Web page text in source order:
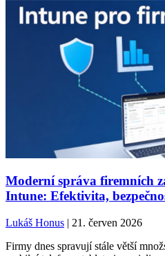
Moderní správa firemních
Intune: Efektivita,
Lukáš Honus | 21. červen 2026
Firmy dnes spravují stále větší